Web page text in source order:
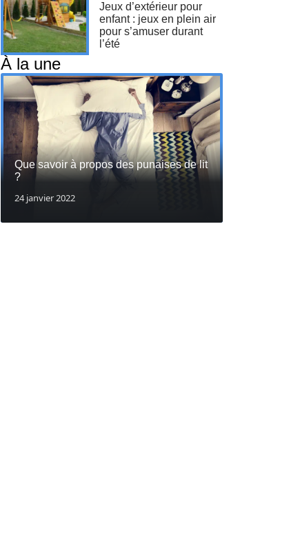
Jeux d’extérieur pour
enfant : jeux en plein air
pour s’amuser durant
l’été
À la une
Que savoir à propos des punaises de lit
?
24 janvier 2022